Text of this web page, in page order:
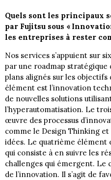
Quels sont les principaux
par Fujitsu sous «
les entreprises à rester
Nos services s’appuient sur
par une roadmap stratégique
plans alignés sur les
élément est l’innovation
de nouvelles solutions
l’hyperautomatisation. Le
œuvre des processus
comme le Design Thinking et
idées. Le quatrième élément
qui consiste à en suivre les
challenges qui émergent. Le
de l’innovation. Il s’agit de